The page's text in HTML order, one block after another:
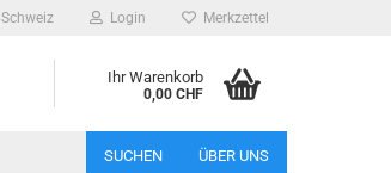
Schweiz Login Merkzettel
Ihr Warenkorb
0,00 CHF
SUCHEN ÜBER UNS